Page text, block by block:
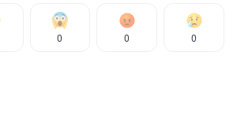
0 0 0